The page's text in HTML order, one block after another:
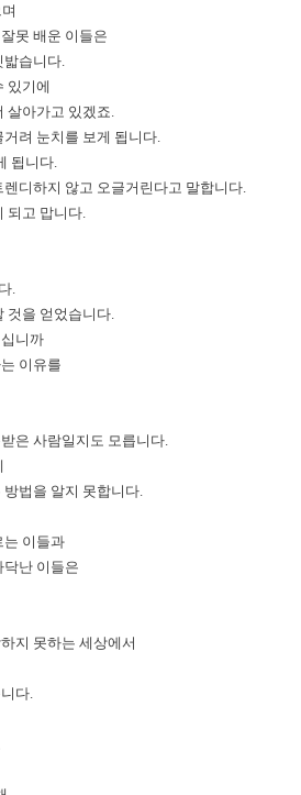
못 배운 이들은
밟습니다.
있기에
살아가고 있겠죠.
려 눈치를 보게 됩니다.
됩니다.
디하지 않고 오글거린다고 말합니다.
되고 맙니다.
.
것을 얻었습니다.
니까
이유를
은 사람일지도 모릅니다.
법을 알지 못합니다.
는 이들과
닥난 이들은
지 못하는 세상에서
다.